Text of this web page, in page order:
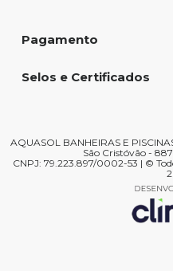
Pagamento
Selos e Certificados
AQUASOL BANHEIRAS E
São Cristóvão -
CNPJ: 79.223.897/0002-53 | ©